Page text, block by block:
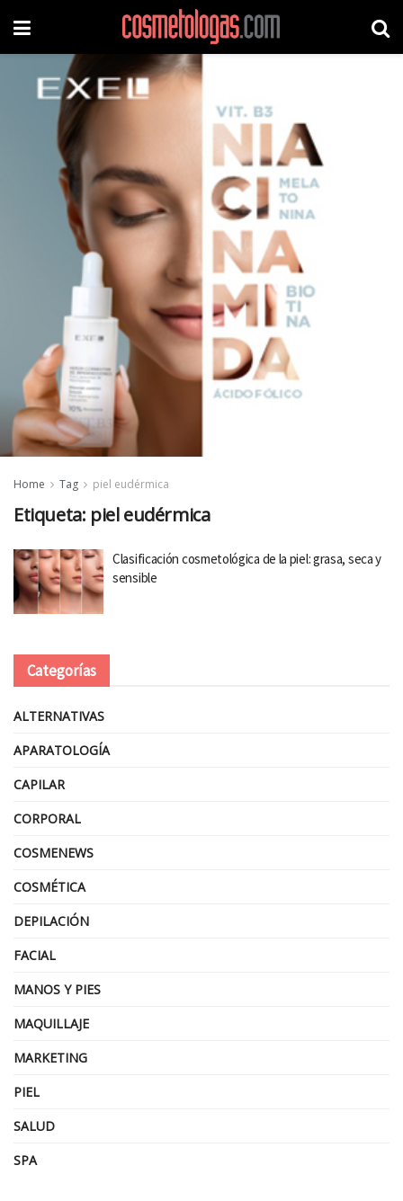
Home Tag piel eudérmica
Etiqueta: piel eudérmica
Clasificación cosmetológica de la piel: grasa, seca y
sensible
Categorías
ALTERNATIVAS
APARATOLOGÍA
CAPILAR
CORPORAL
COSMENEWS
COSMÉTICA
DEPILACIÓN
FACIAL
MANOS Y PIES
MAQUILLAJE
MARKETING
PIEL
SALUD
SPA